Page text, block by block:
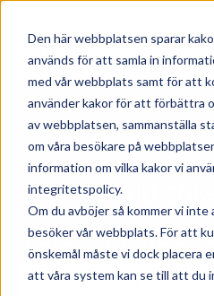
Den här webbplatsen sparar
används för att samla in
med vår webbplats samt för att
använder kakor för att förbättra
av webbplatsen, sammanställa
om våra besökare på
information om vilka kakor vi
integritetspolicy.
Om du avböjer så kommer vi inte
besöker vår webbplats. För att
önskemål måste vi dock placera
att våra system kan se till att du
Nyhetsartiklar
Här kan du
våra